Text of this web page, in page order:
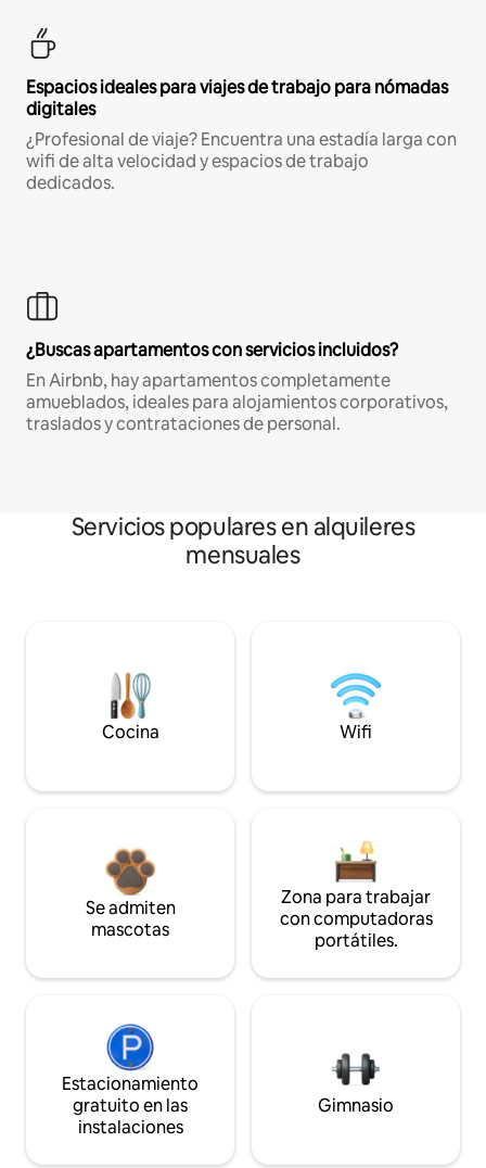
Espacios ideales para viajes de trabajo para nómadas
digitales
¿Profesional de viaje? Encuentra una estadía larga con
wifi de alta velocidad y espacios de trabajo
dedicados.
¿Buscas apartamentos con servicios incluidos?
En Airbnb, hay apartamentos completamente
amueblados, ideales para alojamientos corporativos,
traslados y contrataciones de personal.
Servicios populares en alquileres
mensuales
Cocina Wifi
Se admiten
mascotas
Zona para trabajar
con computadoras
portátiles.
Estacionamiento
gratuito en las
instalaciones
Gimnasio